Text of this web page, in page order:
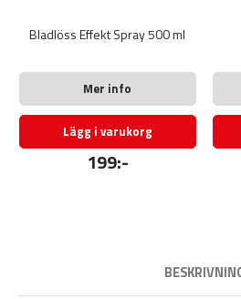
Bladlöss Effekt Spray 500 ml
Mer info
Lägg i varukorg
199:-